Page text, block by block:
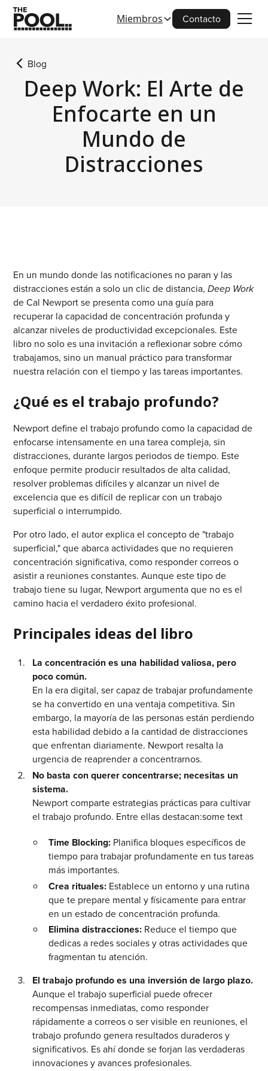
Miembros Contacto
Blog
Deep Work: El Arte de
Enfocarte en un
Mundo de
Distracciones
En un mundo donde las notificaciones no paran y las
distracciones están a solo un clic de distancia,Deep Work
de Cal Newport se presenta como una guía para
recuperar la capacidad de concentración profunda y
alcanzar niveles de productividad excepcionales. Este
libro no solo es una invitación a reflexionar sobre cómo
trabajamos, sino un manual práctico para transformar
nuestra relación con el tiempo y las tareas importantes.
¿Qué es el trabajo profundo?
Newport define el trabajo profundo como la capacidad de
enfocarse intensamente en una tarea compleja, sin
distracciones, durante largos periodos de tiempo. Este
enfoque permite producir resultados de alta calidad,
resolver problemas difíciles y alcanzar un nivel de
excelencia que es difícil de replicar con un trabajo
superficial o interrumpido.
Por otro lado, el autor explica el concepto de "trabajo
superficial," que abarca actividades que no requieren
concentración significativa, como responder correos o
asistir a reuniones constantes. Aunque este tipo de
trabajo tiene su lugar, Newport argumenta que no es el
camino hacia el verdadero éxito profesional.
Principales ideas del libro
La concentración es una habilidad valiosa, pero
poco común.
En la era digital, ser capaz de trabajar profundamente
se ha convertido en una ventaja competitiva. Sin
embargo, la mayoría de las personas están perdiendo
esta habilidad debido a la cantidad de distracciones
que enfrentan diariamente. Newport resalta la
urgencia de reaprender a concentrarnos.
No basta con querer concentrarse; necesitas un
sistema.
Newport comparte estrategias prácticas para cultivar
el trabajo profundo. Entre ellas destacan:some text
Time Blocking: Planifica bloques específicos de
tiempo para trabajar profundamente en tus tareas
más importantes.
Crea rituales: Establece un entorno y una rutina
que te prepare mental y físicamente para entrar
en un estado de concentración profunda.
Elimina distracciones: Reduce el tiempo que
dedicas a redes sociales y otras actividades que
fragmentan tu atención.
El trabajo profundo es una inversión de largo plazo.
Aunque el trabajo superficial puede ofrecer
recompensas inmediatas, como responder
rápidamente a correos o ser visible en reuniones, el
trabajo profundo genera resultados duraderos y
significativos. Es ahí donde se forjan las verdaderas
innovaciones y avances profesionales.